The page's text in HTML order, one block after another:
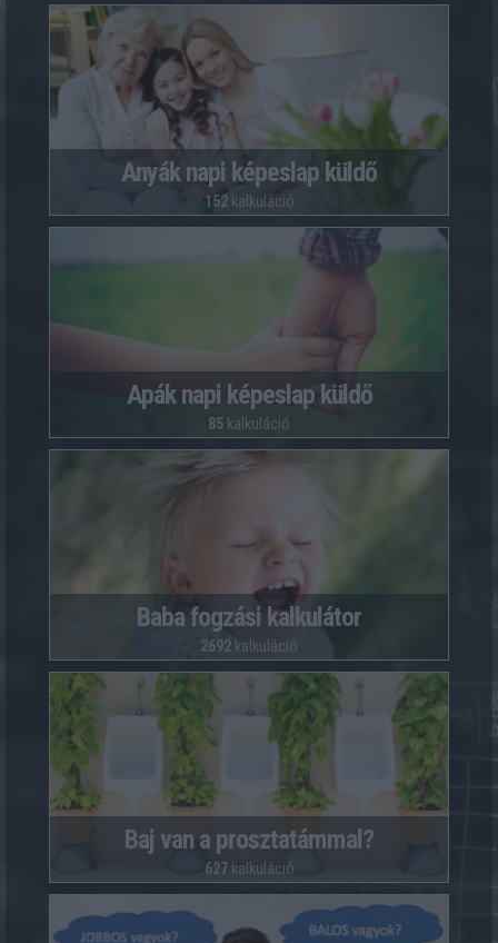
Anyák napi képeslap küldő
152kalkuláció
Apák napi képeslap küldő
85 kalkuláció
Baba fogzási kalkulátor
2692 kalkuláció
Baj van a prosztatámmal?
627kalkuláció